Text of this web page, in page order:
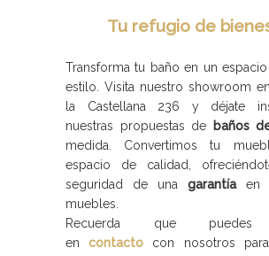
Tu refugio de
Transforma tu baño en un
estilo. Visita nuestro showroom
la Castellana 236 y déjate
nuestras propuestas de
baños
medida. Convertimos tu
espacio de calidad,
seguridad de una garantíaen
muebles.
Recuerda que puedes
encontacto
con nosotros